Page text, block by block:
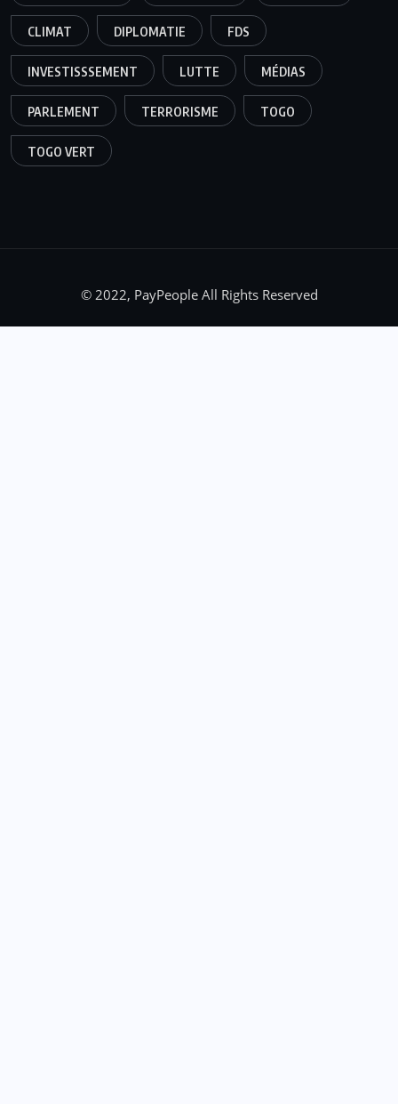
CLIMAT DIPLOMATIE FDS
INVESTISSSEMENT LUTTE MÉDIAS
PARLEMENT TERRORISME TOGO
TOGO VERT
© 2022, PayPeople All Rights Reserved